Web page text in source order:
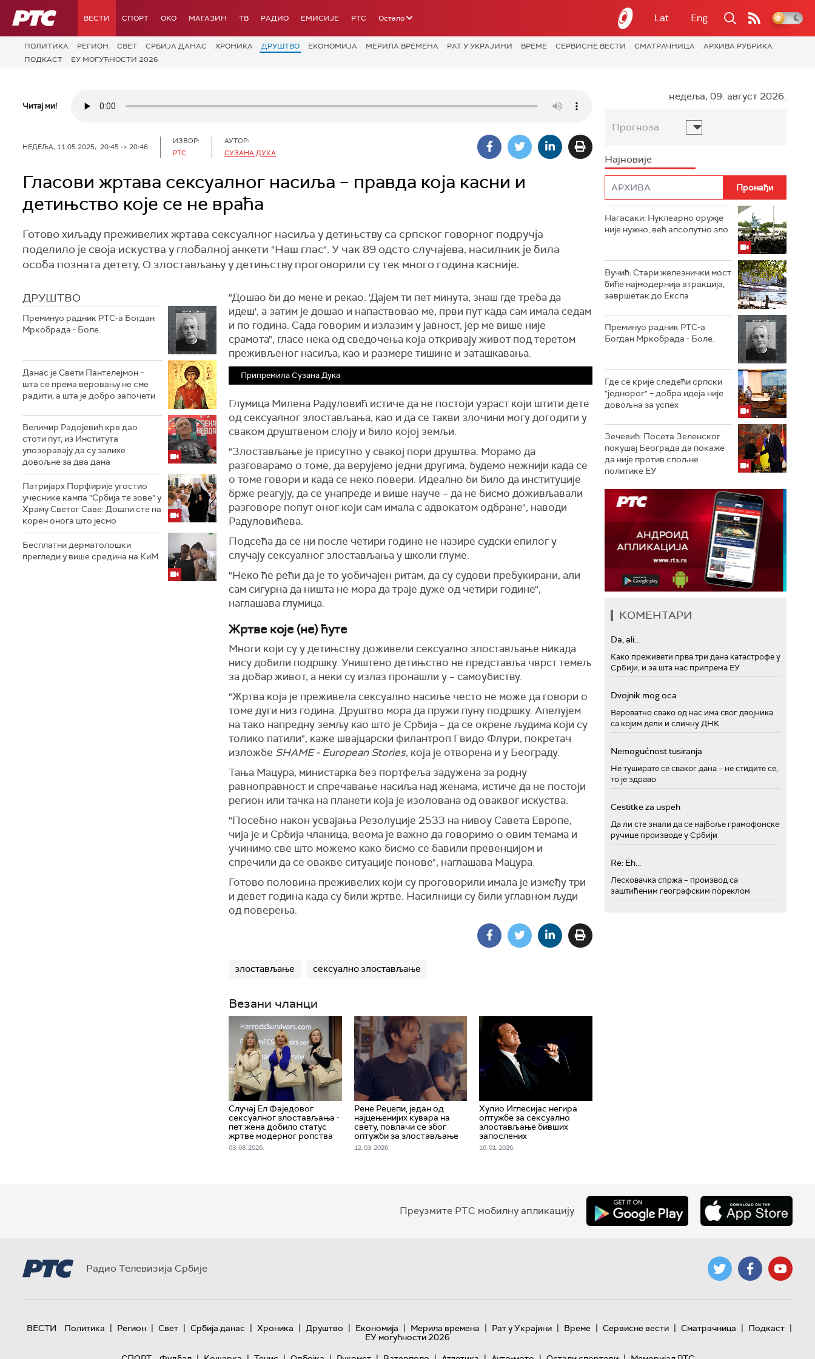
РТС ВЕСТИ СПОРТ OKO МАГАЗИН ТВ РАДИО ЕМИСИЈЕ РТС Остало Lat Eng
ПОЛИТИКА РЕГИОН СВЕТ СРБИЈА ДАНАС ХРОНИКА ДРУШТВО ЕКОНОМИЈА МЕРИЛА ВРЕМЕНА РАТ У УКРАЈИНИ ВРЕМЕ СЕРВИСНЕ ВЕСТИ СМАТРАЧНИЦА
АРХИВА РУБРИКА
ПОДКАСТ
ЕУ МОГУЋНОСТИ 2026
Читај ми!
НЕДЕЉА, 11.05.2025, 20:45 -> 20:46
ИЗВОР:
РТС
АУТОР:
СУЗАНА ДУКА
Гласови жртава сексуалног насиља – правда која касни и
детињство које се не враћа
Готово хиљаду преживелих жртава сексуалног насиља у детињству са српског говорног подручја
поделило је своја искуства у глобалној анкети "Наш глас". У чак 89 одсто случајева, насилник је била
особа позната детету. О злостављању у детињству проговорили су тек много година касније.
ДРУШТВО
Преминуо радник РТС-а Богдан
Мркобрада - Боле.
Данас је Свети Пантелејмон –
шта се према веровању не сме
радити, а шта је добро започети
Велимир Радојевић крв дао
стоти пут, из Института
упозоравају да су залихе
довољне за два дана
Патријарх Порфирије угостио
учеснике кампа "Србија те зове" у
Храму Светог Саве: Дошли сте на
корен онога што јесмо
Бесплатни дерматолошки
прегледи у више средина на КиМ
"Дошао би до мене и рекао: 'Дајем ти пет минута, знаш где треба да
идеш', а затим је дошао и напаствовао ме, први пут када сам имала седам
и по година. Сада говорим и излазим у јавност, јер ме више није
срамота", гласе нека од сведочења која откривају живот под теретом
преживљеног насиља, као и размере тишине и заташкавања.
Припремила Сузана Дука
Глумица Милена Радуловић истиче да не постоји узраст који штити дете
од сексуалног злостављања, као и да се такви злочини могу догодити у
сваком друштвеном слоју и било којој земљи.
"Злостављање је присутно у свакој пори друштва. Морамо да
разговарамо о томе, да верујемо једни другима, будемо нежнији када се
о томе говори и када се неко повери. Идеално би било да институције
брже реагују, да се унапреде и више науче – да не бисмо доживљавали
разговоре попут оног који сам имала с адвокатом одбране", наводи
Радуловићева.
Подсећа да се ни после четири године не назире судски епилог у
случају сексуалног злостављања у школи глуме.
"Неко ће рећи да је то уобичајен ритам, да су судови пребукирани, али
сам сигурна да ништа не мора да траје дуже од четири године",
наглашава глумица.
Жртве које (не) ћуте
Многи који су у детињству доживели сексуално злостављање никада
нису добили подршку. Уништено детињство не представља чврст темељ
за добар живот, а неки су излаз пронашли у – самоубиству.
"Жртва која је преживела сексуално насиље често не може да говори о
томе дуги низ година. Друштво мора да пружи пуну подршку. Апелујем
на тако напредну земљу као што је Србија – да се окрене људима који су
толико патили", каже швајцарски филантроп Гвидо Флури, покретач
изложбе SHAME - European Stories, која је отворена и у Београду.
Тања Мацура, министарка без портфеља задужена за родну
равноправност и спречавање насиља над женама, истиче да не постоји
регион или тачка на планети која је изолована од оваквог искуства.
"Посебно након усвајања Резолуције 2533 на нивоу Савета Европе,
чија је и Србија чланица, веома је важно да говоримо о овим темама и
учинимо све што можемо како бисмо се бавили превенцијом и
спречили да се овакве ситуације понове", наглашава Мацура.
Готово половина преживелих који су проговорили имала је између три
и девет година када су били жртве. Насилници су били углавном људи
од поверења.
злостављање сексуално злостављање
Везани чланци
Случај Ел Фаједовог
сексуалног злостављања -
пет жена добило статус
жртве модерног ропства
03. 08. 2026.
Рене Реџепи, један од
најцењенијих кувара на
свету, повлачи се због
оптужби за злостављање
12. 03. 2026.
Хулио Иглесијас негира
оптужбе за сексуално
злостављање бивших
запослених
16. 01. 2026.
недеља, 09. август 2026.
Прогноза
Најновије
Нагасаки: Нуклеарно оружје
није нужно, већ апсолутно зло
Вучић: Стари железнички мост
биће најмодернија атракција,
завршетак до Експа
Преминуо радник РТС-а
Богдан Мркобрада - Боле.
Где се крије следећи српски
"једнорог" – добра идеја није
довољна за успех
Зечевић: Посета Зеленског
покушај Београда да покаже
да није против спољне
политике ЕУ
КОМЕНТАРИ
Da, ali...
Како преживети прва три дана катастрофе у
Србији, и за шта нас припрема ЕУ
Dvojnik mog oca
Вероватно свако од нас има свог двојника
са којим дели и сличну ДНК
Nemogućnost tusiranja
Не туширате се сваког дана – не стидите се,
то је здраво
Cestitke za uspeh
Да ли сте знали да се најбоље грамофонске
ручице производе у Србији
Re: Eh...
Лесковачка спржа – производ са
заштићеним географским пореклом
Преузмите РТС мобилну апликацију
Радио Телевизија Србије
ВЕСТИ Политика | Регион | Свет | Србија данас | Хроника | Друштво | Економија | Мерила времена | Рат у Украјини | Време | Сервисне вести | Сматрачница | Подкаст |
ЕУ могућности 2026